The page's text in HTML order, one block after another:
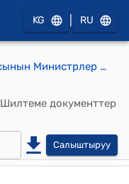
KG RU
Кыргыз Республикасынын Министрлер Кабинетинин 2024-жылдын 22-майындагы № 255 "Мамлекеттик органдардын жана жергиликтүү өз алдынча башкаруу органдарынын жаштар менен иштөө боюнча өз ара аракеттенүүсүнүн типтүү тартибин бекитүү жөнүндө" токтому
Шилтеме документтер
Салыштыруу